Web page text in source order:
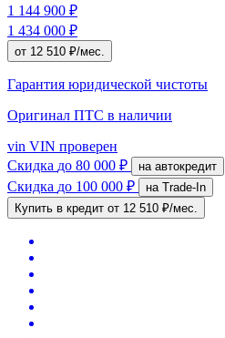
1 144 900 ₽
1 434 000 ₽
от 12 510 ₽/мес.
Гарантия юридической чистоты
Оригинал ПТС в наличии
vin VIN проверен
Скидка до 80 000 ₽ на автокредит
Скидка до 100 000 ₽
на Trade-In
Купить в кредит от 12 510 ₽/мес.